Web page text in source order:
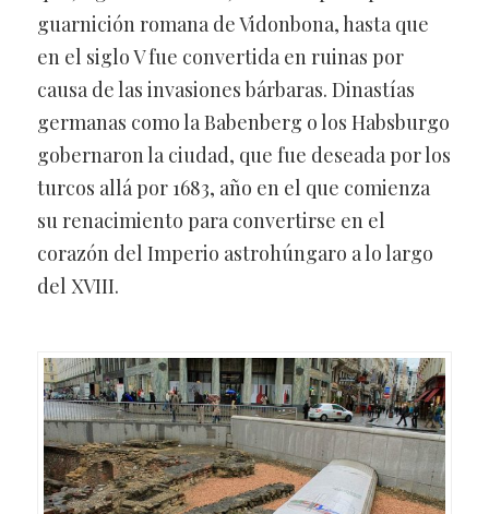
guarnición romana de Vidonbona, hasta que
en el siglo V fue convertida en ruinas por
causa de las invasiones bárbaras. Dinastías
germanas como la Babenberg o los Habsburgo
gobernaron la ciudad, que fue deseada por los
turcos allá por 1683, año en el que comienza
su renacimiento para convertirse en el
corazón del Imperio astrohúngaro a lo largo
del XVIII.